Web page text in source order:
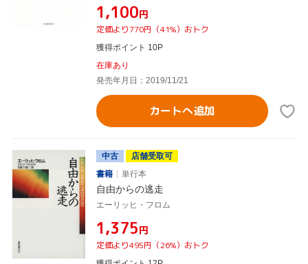
¥1,100円
定価より770円（41%）おトク
獲得ポイント 10P
在庫あり
発売年月日：2019/11/21
カートへ追加
中古
店舗受取可
書籍
単行本
自由からの逃走
エーリッヒ・フロム
¥1,375円
定価より495円（26%）おトク